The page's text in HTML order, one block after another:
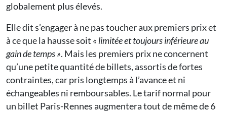
globalement plus élevés.
Elle dit s’engager à ne pas toucher aux premiers prix et
à ce que la hausse soit « limitée et toujours inférieure au
gain de temps ». Mais les premiers prix ne concernent
qu’une petite quantité de billets, assortis de fortes
contraintes, car pris longtemps à l’avance et ni
échangeables ni remboursables. Le tarif normal pour
un billet Paris-Rennes augmentera tout de même de 6